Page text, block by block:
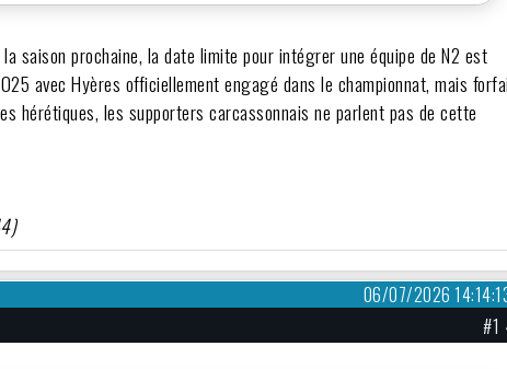
saison prochaine, la date limite pour intégrer une équipe de N2 est
avec Hyères officiellement engagé dans le championnat, mais
hérétiques, les supporters carcassonnais ne parlent pas de cette
06/07/2026
#1